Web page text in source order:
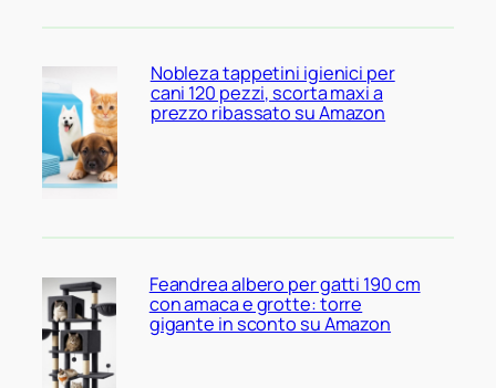
Nobleza tappetini igienici per
cani 120 pezzi, scorta maxi a
prezzo ribassato su Amazon
Feandrea albero per gatti 190 cm
con amaca e grotte: torre
gigante in sconto su Amazon